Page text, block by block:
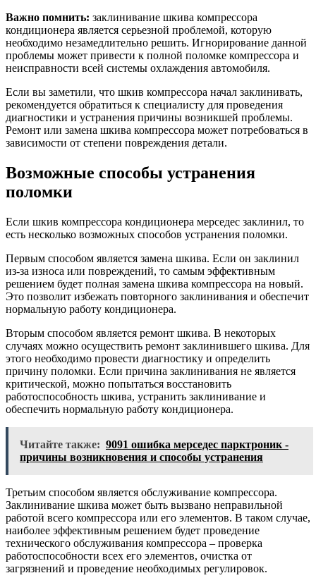
Важно помнить: заклинивание шкива компрессора
кондиционера является серьезной проблемой, которую
необходимо незамедлительно решить. Игнорирование данной
проблемы может привести к полной поломке компрессора и
неисправности всей системы охлаждения автомобиля.
Если вы заметили, что шкив компрессора начал заклинивать,
рекомендуется обратиться к специалисту для проведения
диагностики и устранения причины возникшей проблемы.
Ремонт или замена шкива компрессора может потребоваться в
зависимости от степени повреждения детали.
Возможные способы устранения
поломки
Если шкив компрессора кондиционера мерседес заклинил, то
есть несколько возможных способов устранения поломки.
Первым способом является замена шкива. Если он заклинил
из-за износа или повреждений, то самым эффективным
решением будет полная замена шкива компрессора на новый.
Это позволит избежать повторного заклинивания и обеспечит
нормальную работу кондиционера.
Вторым способом является ремонт шкива. В некоторых
случаях можно осуществить ремонт заклинившего шкива. Для
этого необходимо провести диагностику и определить
причину поломки. Если причина заклинивания не является
критической, можно попытаться восстановить
работоспособность шкива, устранить заклинивание и
обеспечить нормальную работу кондиционера.
Читайте также: 9091 ошибка мерседес парктроник -
причины возникновения и способы устранения
Третьим способом является обслуживание компрессора.
Заклинивание шкива может быть вызвано неправильной
работой всего компрессора или его элементов. В таком случае,
наиболее эффективным решением будет проведение
технического обслуживания компрессора – проверка
работоспособности всех его элементов, очистка от
загрязнений и проведение необходимых регулировок.